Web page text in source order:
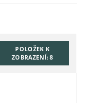
POLOŽEK K
ZOBRAZENÍ:8